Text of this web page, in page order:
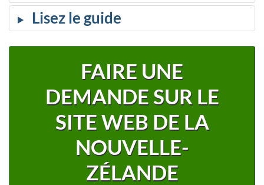
Lisez le guide
FAIRE UNE
DEMANDE SUR LE
SITE WEB DE LA
NOUVELLE-
ZÉLANDE